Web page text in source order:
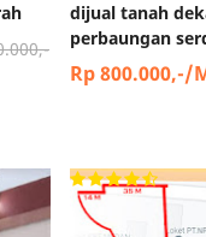
dijual tanah
perbaungan
Rp 800.000,-/